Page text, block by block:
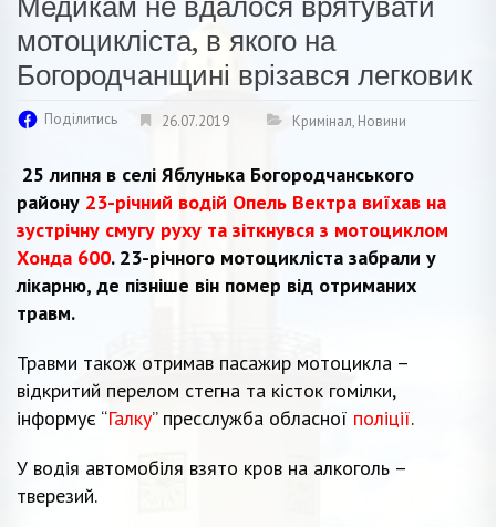
мотоцикліста, в якого на
Богородчанщині врізався легковик
Поділитись 26.07.2019 Кримінал, Новини
25 липня в селі Яблунька Богородчанського
району 23-річний водій Опель Вектра виїхав на
зустрічну смугу руху та зіткнувся з мотоциклом
Хонда 600. 23-річного мотоцикліста забрали у
лікарню, де пізніше він помер від отриманих
травм.
Травми також отримав пасажир мотоцикла –
відкритий перелом стегна та кісток гомілки,
інформує “Галку” пресслужба обласної поліції.
У водія автомобіля взято кров на алкоголь –
тверезий.